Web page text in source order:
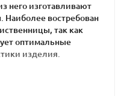
него изготавливают
востребован
так как
оптимальные
изделия.